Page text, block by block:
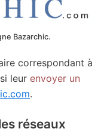
Bazarchic.
correspondant à
leur envoyer un
.
réseaux